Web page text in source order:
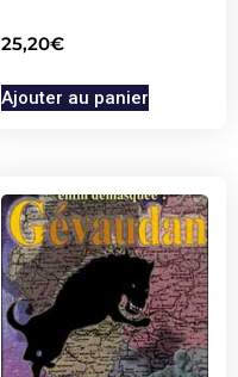
25,20€
Ajouter au panier